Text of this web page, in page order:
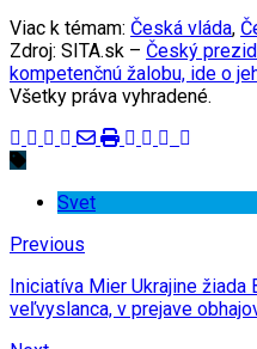
Viac k témam: Česká vláda,
Zdroj: SITA.sk – Český
kompetenčnú žalobu, ide o
Všetky práva vyhradené.
Svet
Previous
Iniciatíva Mier Ukrajine
veľvyslanca, v prejave